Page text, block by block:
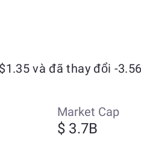
và đã thay đổi -
Market Cap
$ 3.7B